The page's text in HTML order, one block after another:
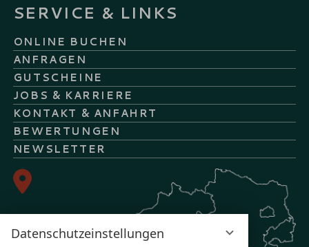
Datenschutzeinstellungen
SERVICE & LINKS
ONLINE BUCHEN
ANFRAGEN
GUTSCHEINE
JOBS & KARRIERE
KONTAKT & ANFAHRT
BEWERTUNGEN
NEWSLETTER